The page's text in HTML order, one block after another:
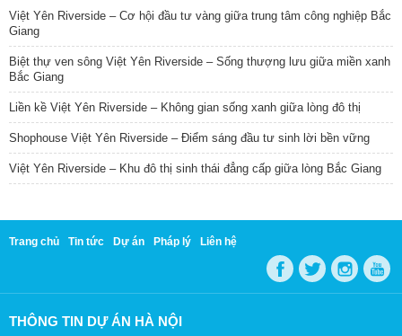
Việt Yên Riverside – Cơ hội đầu tư vàng giữa trung tâm công nghiệp Bắc
Giang
Biệt thự ven sông Việt Yên Riverside – Sống thượng lưu giữa miền xanh
Bắc Giang
Liền kề Việt Yên Riverside – Không gian sống xanh giữa lòng đô thị
Shophouse Việt Yên Riverside – Điểm sáng đầu tư sinh lời bền vững
Việt Yên Riverside – Khu đô thị sinh thái đẳng cấp giữa lòng Bắc Giang
Trang chủ Tin tức Dự án Pháp lý Liên hệ
THÔNG TIN DỰ ÁN HÀ NỘI